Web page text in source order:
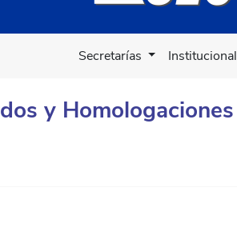
Secretarías Institucional
y Homologaciones